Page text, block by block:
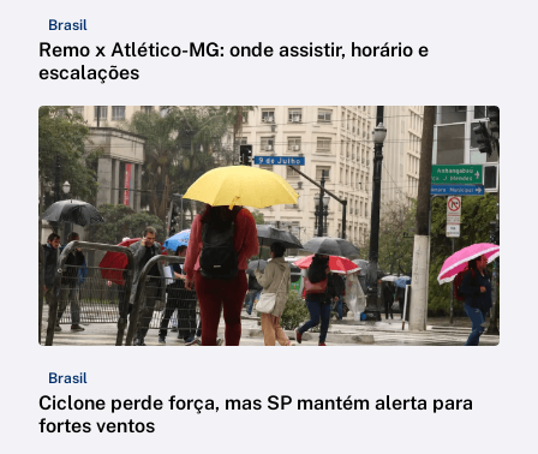
Brasil
Remo x Atlético-MG: onde assistir, horário e
escalações
Brasil
Ciclone perde força, mas SP mantém alerta para
fortes ventos